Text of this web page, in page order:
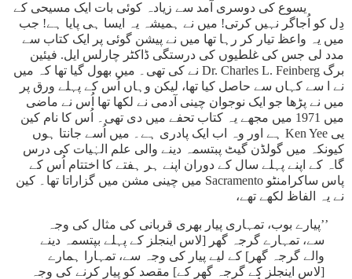
یسوع کی دوسری آمد سے زیادہ کوئی بات ایک مسیحی کے
دِل کو اُجاگر نہیں کرتی! میں نے ہمیشہ یہ ایسا ہی پایا ہے! جب
میں یہ واعظ تیار کر رہا تھا میں نے پیشن گوئی پر ایک کتاب سے
مدد لی جس کی غلطیوں کی درستگی ڈاکٹر چارلس ایل. فیئین
برگ Dr. Charles L. Feinberg نے کی تھی۔ میں بھول گیا تھا کہ میں
نے ا سے کہاں سے حاصل کیا تھا، لیکن وہاں اُس کے پہلے ورق پر
میں نے پڑھا جو ایک نوجوان چینی آدمی نے لکھا تھا اُس نے ماضی
میں 1971 میں مجھے یہ کتاب تحفے میں دی تھی۔ اُس کا نام کین
یی Ken Yee ہے اور وہ اب ایک پادری ہے۔ میں اُسے جانتا ہوں
کیونکہ میں گولڈن گیٹ پبتسمہ دینے والی علم الہٰیات کی درس
گاہ کے اپنے پہلے سال کے دوران اپنے ہر ہفتے کا اختتام اُس کے
پاس ساکرامنٹو Sacramento میں چینی مشن میں گزاراتا تھا۔ کین
نے یہ الفاظ لکھے تھے،
’’پیارے بوب، تمہاری پیار بھری قربانی کی مثال کی وجہ
سے، تمہارے گرجہ گھر [لاس اینجلز کے پہلے بپتسمہ دینے
والے گرجہ گھر] کے لیے پیار کی وجہ سے، تمہارا ہمارے
[لاس اینجلز کے گرجہ گھر کے] مقصد کو پیار کرنے کی وجہ